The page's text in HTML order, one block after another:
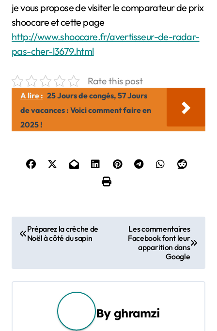
je vous propose de visiter le comparateur de prix
shoocare et cette page
http://www.shoocare.fr/avertisseur-de-radar-
pas-cher-l3679.html
Rate this post
A lire : 25 Jours de congés, 57 Jours
de vacances : Voici comment faire en
2025 !
N
v
i
Préparez la crèche de
Noël à côté du sapin
Les commentaires
Facebook font leur
apparition dans
Google
Byghramzi